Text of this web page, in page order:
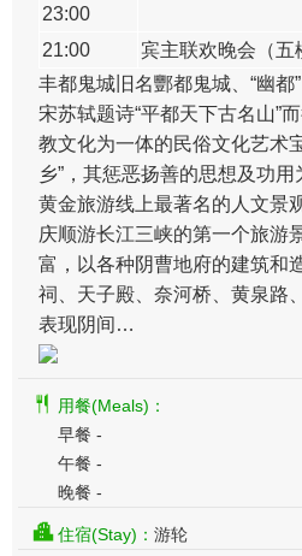
23:00
21:00
宾主联欢晚会（五
丰都鬼城旧名酆都鬼城、“幽都
宋苏轼题诗“平都天下古名山”
教文化为一体的民俗文化艺术
乡”，其惩恶扬善的思想及功
黄金旅游线上最著名的人文景
庆顺游长江三峡的第一个旅游
富，以各种阴曹地府的建筑和
祠、天子殿、奈河桥、黄泉路
表现阴间…
用餐(Meals)：
早餐 -
午餐 -
晚餐 -
住宿(Stay)： 游轮